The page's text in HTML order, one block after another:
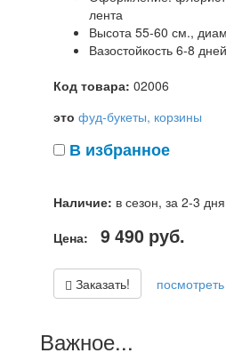
лента
Высота 55-60 см.,
Вазостойкость 6-8
Код товара: 02006
это фуд-букеты, корзины
В избранное
Наличие: в сезон, за 2-3 дня
Цена:
9 490 руб.
Заказать!
Важное...